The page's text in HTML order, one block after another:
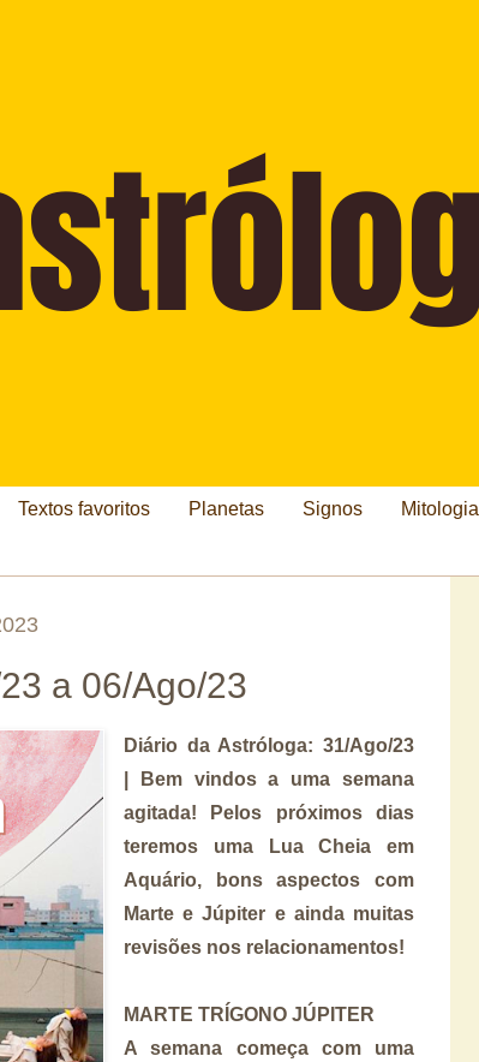
Textos favoritos Planetas Signos Mitologia
a 06/Ago/23
Diário da Astróloga: 31/Ago/23
Bem vindos a uma semana
agitada! Pelos próximos dias
teremos uma Lua Cheia em
Aquário, bons aspectos com
Marte e Júpiter e ainda muitas
revisões nos relacionamentos!
MARTE TRÍGONO JÚPITER
A semana começa com uma